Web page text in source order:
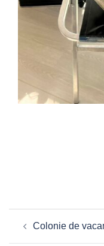
d’article
Colonie de